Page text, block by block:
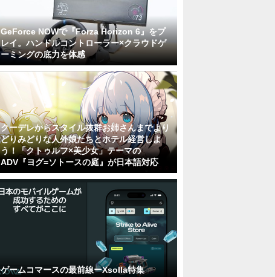
GeForce NOWで『Forza Horizon 6』をプ
レイ。ハンドルコントローラー×クラウドゲ
ーミングの底力を体感
クーデレからスタイル抜群お姉さんまでより
どりみどりな人外娘たちとホテル経営しよ
う！「クトゥルフ×美少女」テーマの
ADV『ヨグ=ソトースの庭』が日本語対応
ゲームコマースの最前線ーXsolla特集